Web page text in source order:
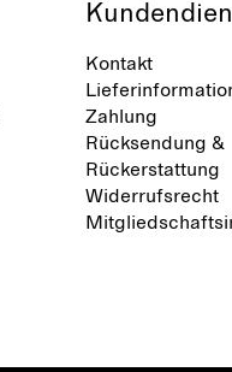
Kontakt
Zahlung
Rücksendung &
Rückerstattung
Widerrufsrecht